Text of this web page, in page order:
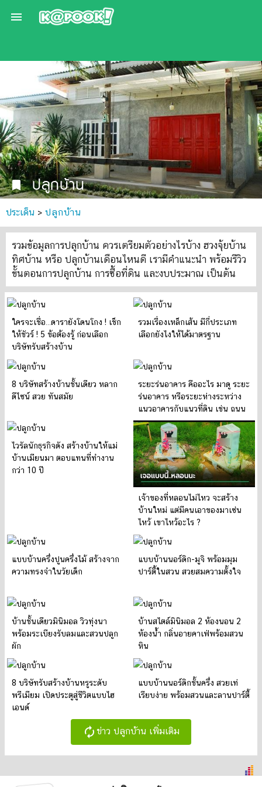

bookmark ปลูกบ้าน
ประเด็น > ปลูกบ้าน
รวมข้อมูลการปลูกบ้าน ควรเตรียมตัวอย่างไรบ้าง ฮวงจุ้ยบ้าน
ทิศบ้าน หรือ ปลูกบ้านเดือนไหนดี เรามีคำแนะนำ พร้อมรีวิว
ขั้นตอนการปลูกบ้าน การซื้อที่ดิน และงบประมาณ เป็นต้น
ใครจะเชื่อ…ดารายังโดนโกง ! เช็ก
ให้ชัวร์ ! 5 ข้อต้องรู้ ก่อนเลือก
บริษัทรับสร้างบ้าน
รวมเรื่องเหล็กเส้น มีกี่ประเภท
เลือกยังไงให้ได้มาตรฐาน
8 บริษัทสร้างบ้านชั้นเดียว หลาก
ดีไซน์ สวย ทันสมัย
ระยะร่นอาคาร คืออะไร มาดู ระยะ
ร่นอาคาร หรือระยะห่างระหว่าง
แนวอาคารกับแนวที่ดิน เช่น ถนน
แม่น้ำ ควรรู้ไว้ก่อนสร้างบ้าน จะได้
ไม่โดนรื้อภายหลัง
ไวรัลนักธุรกิจดัง สร้างบ้านให้แม่
บ้านเมียนมา ตอบแทนที่ทำงาน
กว่า 10 ปี
เจ้าของที่หลอนไม่ไหว จะสร้าง
บ้านใหม่ แต่มีคนเอาของมาเซ่น
ไหว้ เขาไหว้อะไร ?
แบบบ้านครึ่งปูนครึ่งไม้ สร้างจาก
ความทรงจำในวัยเด็ก
แบบบ้านนอร์ดิก-มูจิ พร้อมมุม
ปาร์ตี้ในสวน สวยสมความตั้งใจ
บ้านชั้นเดียวมินิมอล วิวทุ่งนา
พร้อมระเบียงรับลมและสวนปลูก
ผัก
บ้านสไตล์มินิมอล 2 ห้องนอน 2
ห้องน้ำ กลิ่นอายคาเฟ่พร้อมสวน
หิน
8 บริษัทรับสร้างบ้านหรูระดับ
พรีเมียม เปิดประตูสู่ชีวิตแบบไฮ
เอนด์
แบบบ้านนอร์ดิกชั้นครึ่ง สวยเท่
เรียบง่าย พร้อมสวนและลานปาร์ตี้
autorenew ข่าว ปลูกบ้าน เพิ่มเติม